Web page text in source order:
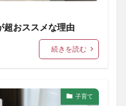
超おススメな理由
続きを読む
子育て